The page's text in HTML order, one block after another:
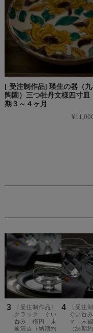
[ 受注制作品] 瑛生の器（
陶園）三つ牡丹文様四寸
期３～４ヶ月